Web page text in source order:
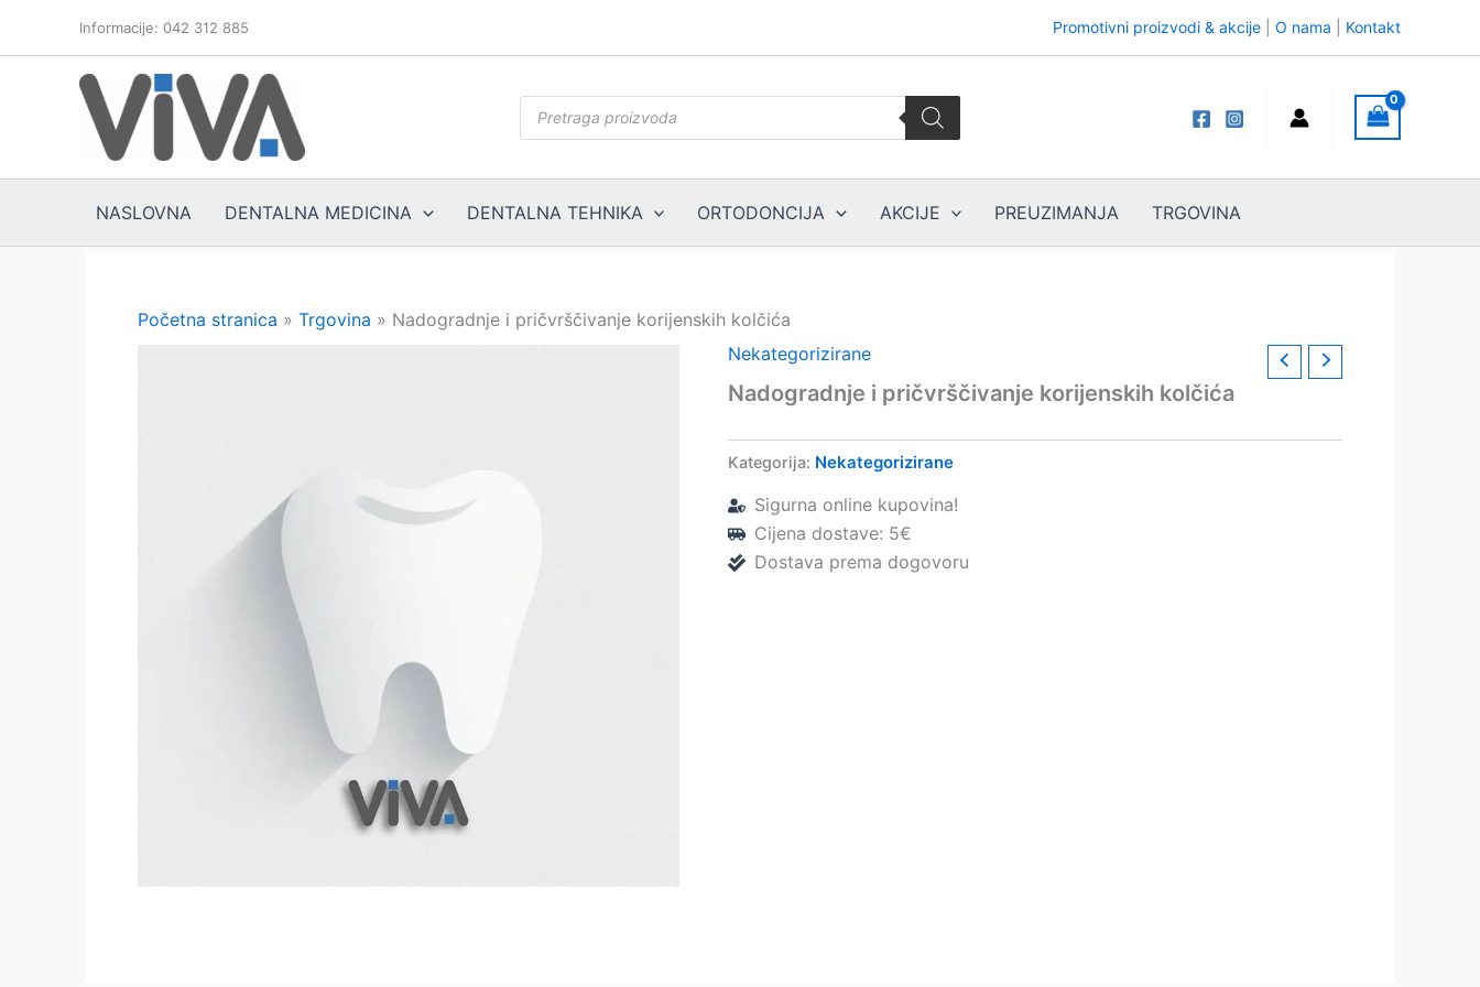
Informacije: 042 312 885 Promotivni proizvodi & akcije O nama Kontakt
search
NASLOVNA DENTALNA MEDICINA DENTALNA TEHNIKA ORTODONCIJA AKCIJE PREUZIMANJA TRGOVINA
Početna stranica » Trgovina » Nadogradnje i pričvrščivanje korijenskih kolčića
Nekategorizirane
Nadogradnje i pričvrščivanje korijenskih kolčića
Kategorija: Nekategorizirane
Sigurna online kupovina!
Cijena dostave: 5€
Dostava prema dogovoru